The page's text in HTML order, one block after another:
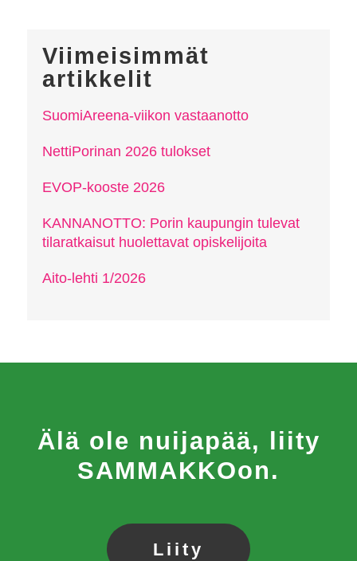
Viimeisimmät
artikkelit
SuomiAreena-viikon vastaanotto
NettiPorinan 2026 tulokset
EVOP-kooste 2026
KANNANOTTO: Porin kaupungin tulevat
tilaratkaisut huolettavat opiskelijoita
Aito-lehti 1/2026
Älä ole nuijapää, liity
SAMMAKKOon.
Liity